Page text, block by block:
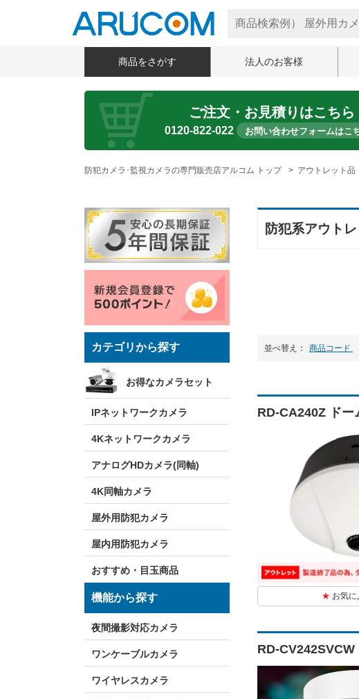
商品をさがす 法人のお客様
ご注文・お見積りはこちら
0120-822-022 お問い合わせフォームはこ
防犯カメラ･監視カメラの専門販売店アルコム トップ アウトレット品
カテゴリから探す
お得なカメラセット
IPネットワークカメラ
4Kネットワークカメラ
アナログHDカメラ(同軸)
4K同軸カメラ
屋外用防犯カメラ
屋内用防犯カメラ
おすすめ・目玉商品
機能から探す
夜間撮影対応カメラ
ワンケーブルカメラ
ワイヤレスカメラ
防犯系アウト
並べ替え： 商品コード
RD-CA240Z ドー
お気に
RD-